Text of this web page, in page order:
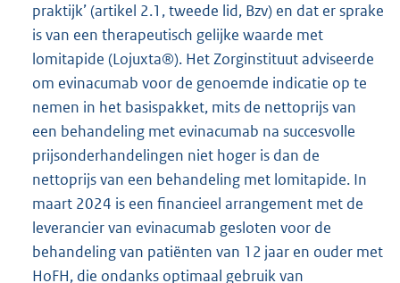
praktijk’ (artikel 2.1, tweede lid, Bzv) en dat er sprake
is van een therapeutisch gelijke waarde met
lomitapide (Lojuxta®). Het Zorginstituut adviseerde
om evinacumab voor de genoemde indicatie op te
nemen in het basispakket, mits de nettoprijs van
een behandeling met evinacumab na succesvolle
prijsonderhandelingen niet hoger is dan de
nettoprijs van een behandeling met lomitapide. In
maart 2024 is een financieel arrangement met de
leverancier van evinacumab gesloten voor de
behandeling van patiënten van 12 jaar en ouder met
HoFH, die ondanks optimaal gebruik van